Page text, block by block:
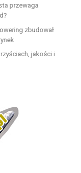
przewaga
zbudował
jakości i